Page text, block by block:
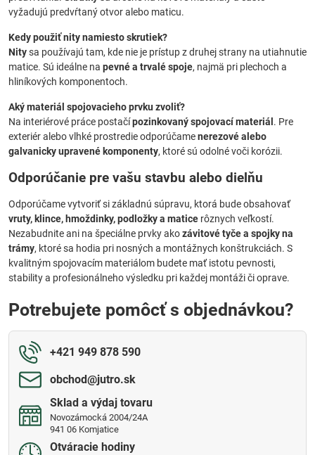
vyžadujú predvŕtaný otvor alebo maticu.
Kedy použiť nity namiesto skrutiek?
Nitysa používajú tam, kde nie je prístup z druhej strany na utiahnutie
matice. Sú ideálne na pevné a trvalé spoje, najmä pri plechoch a
hliníkových komponentoch.
Aký materiál spojovacieho prvku zvoliť?
Na interiérové práce postačípozinkovaný spojovací materiál. Pre
exteriér alebo vlhké prostredie odporúčamenerezové alebo
galvanicky upravené komponenty, ktoré sú odolné voči korózii.
Odporúčanie pre vašu stavbu alebo dielňu
Odporúčame vytvoriť si základnú súpravu, ktorá bude obsahovať
vruty, klince, hmoždinky, podložky a matice rôznych veľkostí.
Nezabudnite ani na špeciálne prvky akozávitové tyče a spojky na
trámy, ktoré sa hodia pri nosných a montážnych konštrukciách. S
kvalitným spojovacím materiálom budete mať istotu pevnosti,
stability a profesionálneho výsledku pri každej montáži či oprave.
Potrebujete pomôcť s objednávkou?
+421 949 878 590
obchod​@jutro​.sk
Sklad a výdaj tovaru
Novozámocká 2004/24A
941 06 Komjatice
Otváracie hodiny